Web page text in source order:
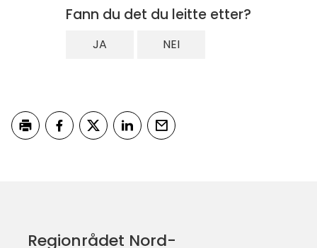
Fann du det du leitte etter?
JA NEI
Regionrådet Nord-